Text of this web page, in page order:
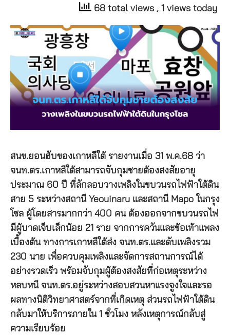
68 total views , 1 views today
สนข.ยอนฮับของเกาหลีใต้ รายงานเมื่อ 31 พ.ค.68 ว่า
จนท.ตร.เกาหลีใต้สามารถจับกุมชายต้องสงสัยอายุ
ประมาณ 60 ปี ที่ลักลอบวางเพลิงในขบวนรถไฟฟ้าใต้ดิน
สาย 5 ระหว่างสถานี Yeouinaru และสถานี Mapo ในกรุง
โซล ผู้โดยสารมากกว่า 400 คน ต้องออกจากขบวนรถไฟ
มีผู้บาดเจ็บเล็กน้อย 21 ราย จากการควันและข้อเท้าแพลง
เบื้องต้น ทางการเกาหลีใต้ส่ง จนท.ตร.และดับเพลิงรวม
230 นาย เพื่อควบคุมเพลิงและจัดการสถานการณ์ได้
อย่างรวดเร็ว พร้อมจับกุมผู้ต้องสงสัยที่ก่อเหตุระหว่าง
หลบหนี จนท.ตร.อยู่ระหว่างสอบสวนหาแรงจูงใจและรอ
ผลทางนิติวิทยาศาสตร์จากที่เกิดเหตุ ส่วนรถไฟฟ้าใต้ดิน
กลับมาให้บริการภายใน 1 ชั่วโมง หลังเหตุการณ์กลับสู่
ความเรียบร้อย